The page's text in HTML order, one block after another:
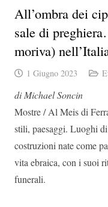
All’ombra dei
sale di
moriva)
1 Giugno 2023
di Michael Soncin
Mostre / Al Meis di
stili, paesaggi. Luoghi
costruzioni nate come
vita ebraica, con i suoi
funerali.